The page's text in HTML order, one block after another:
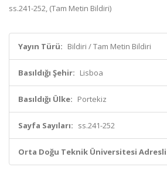
ss.241-252, (Tam Metin Bildiri)
Yayın Türü: Bildiri / Tam Metin Bildiri
Basıldığı Şehir: Lisboa
Basıldığı Ülke: Portekiz
Sayfa Sayıları: ss.241-252
Orta Doğu Teknik Üniversitesi